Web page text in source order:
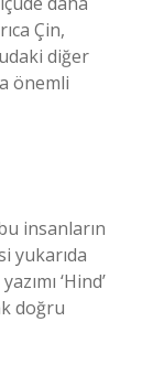
Çin,
diğer
önemli
insanların
yukarıda
‘Hind’
doğru